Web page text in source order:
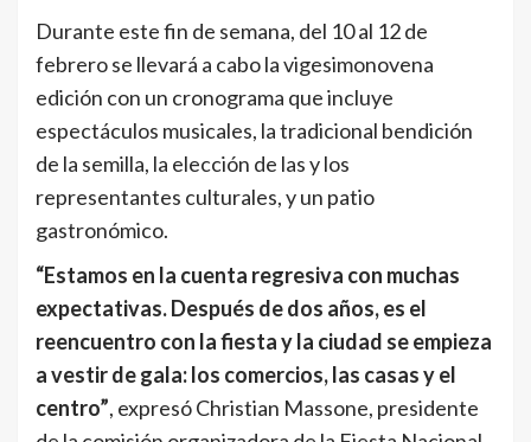
Durante este fin de semana, del 10 al 12 de
febrero se llevará a cabo la vigesimonovena
edición con un cronograma que incluye
espectáculos musicales, la tradicional bendición
de la semilla, la elección de las y los
representantes culturales, y un patio
gastronómico.
“Estamos en la cuenta regresiva con muchas
expectativas. Después de dos años, es el
reencuentro con la fiesta y la ciudad se empieza
a vestir de gala: los comercios, las casas y el
centro”, expresó Christian Massone, presidente